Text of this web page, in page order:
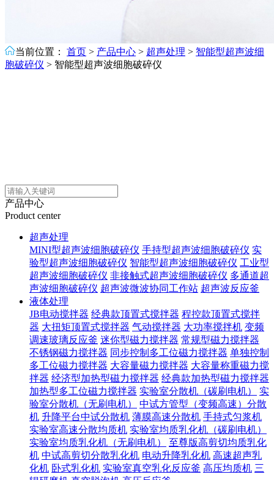
当前位置： 首页 > 产品中心 > 超声处理 > 智能型超声波细
胞破碎仪 > 智能型超声波细胞破碎仪
产品中心
Product center
超声处理
MINI型超声波细胞破碎仪 手持型超声波细胞破碎仪 实
验型超声波细胞破碎仪 智能型超声波细胞破碎仪 工业型
超声波细胞破碎仪 非接触式超声波细胞破碎仪 多通道超
声波细胞破碎仪 超声波微波协同工作站 超声波反应釜
液体处理
JB电动搅拌器 经典款顶置式搅拌器 程控款顶置式搅拌
器 大扭矩顶置式搅拌器 气动搅拌器 大功率搅拌机 变频
调速玻璃反应釜 迷你型磁力搅拌器 常规型磁力搅拌器
不锈钢磁力搅拌器 同步控制多工位磁力搅拌器 单独控制
多工位磁力搅拌器 大容量磁力搅拌器 大容量称重磁力搅
拌器 经济型加热型磁力搅拌器 经典款加热型磁力搅拌器
加热型多工位磁力搅拌器 实验室分散机（碳刷电机）
实
验室分散机（无刷电机）
中试方管型（变频高速）分散
机 升降平台中试分散机 薄膜高速分散机 手持式匀浆机
实验室高速分散均质机 实验室均质乳化机（碳刷电机）
实验室均质乳化机（无刷电机）
至尊版高剪切均质乳化
机 中试高剪切分散乳化机 电动升降乳化机 高速超声乳
化机 卧式乳化机 实验室真空乳化反应釜 高压均质机 三